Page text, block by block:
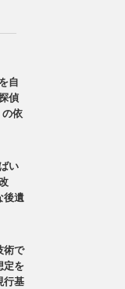
自
偵
の依
い
後遺
術で
定を
行基